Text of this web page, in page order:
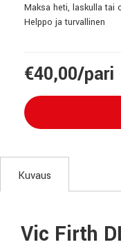
Maksa heti, laskulla tai
Helppo ja turvallinen
€40,00/pari
Kuvaus
Vic Firth